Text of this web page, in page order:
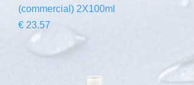
(commercial) 2X100ml
السعر